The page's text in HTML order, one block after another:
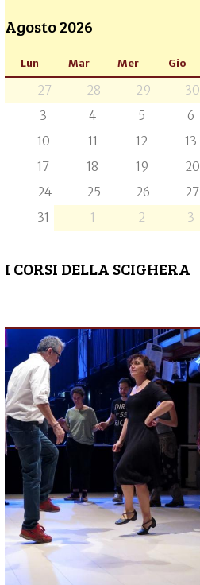
Agosto 2026
Lun Mar Mer Gio
27 28 29 30
3
4 5 6
10
11 12 13
17
18 19 20
24
25 26 27
31
1 2 3
I CORSI DELLA SCIGHERA